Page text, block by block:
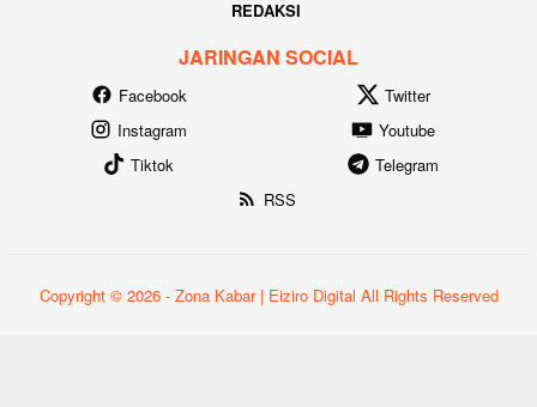
REDAKSI
JARINGAN SOCIAL
Facebook
Twitter
Instagram
Youtube
Tiktok
Telegram
RSS
Copyright © 2026 - Zona Kabar | Eiziro Digital All Rights Reserved